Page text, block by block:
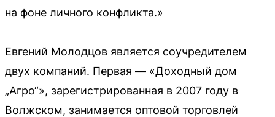
на фоне личного конфликта.»
Евгений Молодцов является соучредителем
двух компаний. Первая — «Доходный дом
„Агро“», зарегистрированная в 2007 году в
Волжском, занимается оптовой торговлей